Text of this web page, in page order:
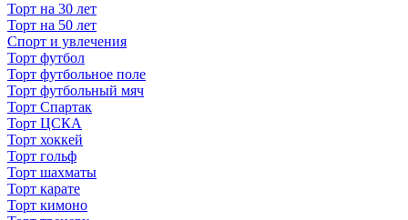
Торт на 30 лет
Торт на 50 лет
Спорт и увлечения
Торт футбол
Торт футбольное поле
Торт футбольный мяч
Торт Спартак
Торт ЦСКА
Торт хоккей
Торт гольф
Торт шахматы
Торт карате
Торт кимоно